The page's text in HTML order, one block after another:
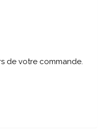
de votre commande.